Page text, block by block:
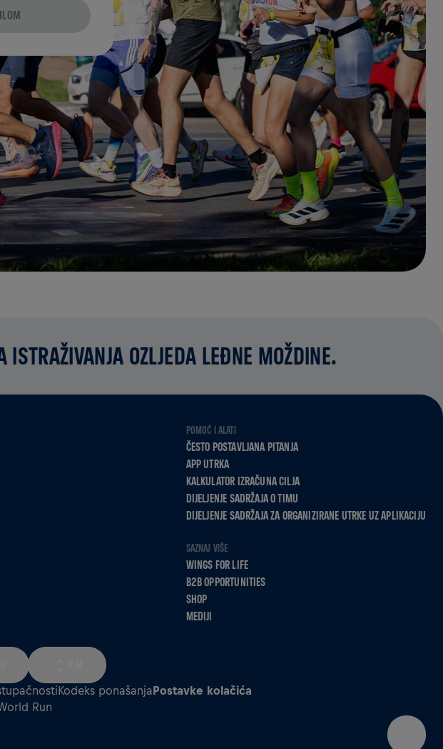
OZLJEDA LEĐNE MOŽDINE.
POMOĆ I ALATI
ČESTO POSTAVLJANA PITANJA
APP UTRKA
KALKULATOR IZRAČUNA CILJA
DIJELJENJE SADRŽAJA O TIMU
DIJELJENJE SADRŽAJA ZA ORGANIZIRANE UTRKE UZ APLIKACIJU
SAZNAJ VIŠE
WINGS FOR LIFE
B2B OPPORTUNITIES
SHOP
MEDIJI
Kodeks ponašanjaPostavke kolačića
Run